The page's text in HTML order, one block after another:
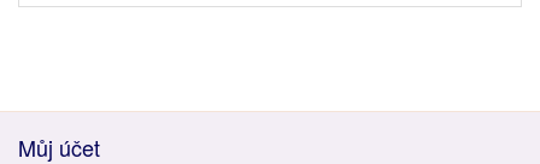
Můj účet